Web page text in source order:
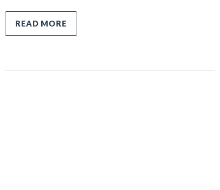
READ MORE